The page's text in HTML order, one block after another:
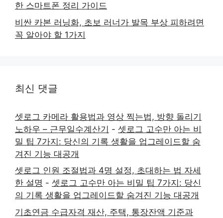
한 스마트폰 정리 가이드
비싼 카본 러닝화, 초보 러너가 발목 부상 피하려면
꼭 알아야 할 1가지
최신 댓글
셋로그 카메라 활용법과 영상 찍는법, 방향 돌리기
노하우 – 근무일수계산기 - 셋로그 고수만 아는 비
밀 팁 7가지: 당신의 기록 생활을 업그레이드할 숨
겨진 기능 대공개
셋로그 인원 조절법과 4명 설정, 초대하는 법 자세
한 설명 - 셋로그 고수만 아는 비밀 팁 7가지: 당신
의 기록 생활을 업그레이드할 숨겨진 기능 대공개
기초연금 수급자격 재산, 주택, 통장잔액 기준과